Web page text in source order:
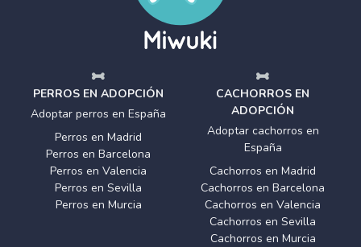
PERROS EN ADOPCIÓN
Adoptar perros en España
Perros en Madrid
Perros en Barcelona
Perros en Valencia
Perros en Sevilla
Perros en Murcia
CACHORROS EN
ADOPCIÓN
Adoptar cachorros en
España
Cachorros en Madrid
Cachorros en Barcelona
Cachorros en Valencia
Cachorros en Sevilla
Cachorros en Murcia